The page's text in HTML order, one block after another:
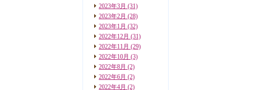
2023年3月 (31)
2023年2月 (28)
2023年1月 (32)
2022年12月 (31)
2022年11月 (29)
2022年10月 (3)
2022年8月 (2)
2022年6月 (2)
2022年4月 (2)